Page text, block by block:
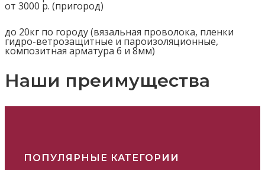
от 3000 р. (пригород)
до 20кг по городу (вязальная проволока, пленки
гидро-ветрозащитные и пароизоляционные,
композитная арматура 6 и 8мм)
Наши преимущества
ПОПУЛЯРНЫЕ КАТЕГОРИИ